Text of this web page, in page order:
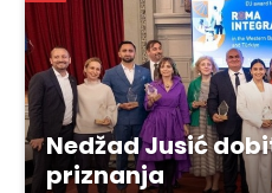
Nedžad Jusić
priznanja